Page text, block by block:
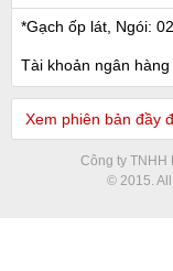
*Gạch ốp lát, Ngói:
Tài khoản ngân hàng
Xem phiên bản đầy
Công ty TNHH
© 2015.